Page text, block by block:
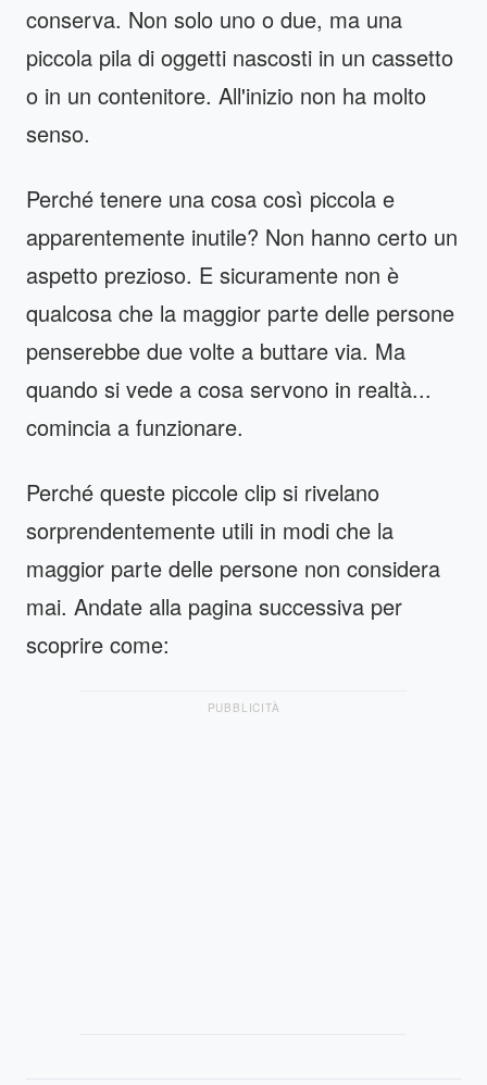
conserva. Non solo uno o due, ma una
piccola pila di oggetti nascosti in un cassetto
o in un contenitore. All'inizio non ha molto
senso.
Perché tenere una cosa così piccola e
apparentemente inutile? Non hanno certo un
aspetto prezioso. E sicuramente non è
qualcosa che la maggior parte delle persone
penserebbe due volte a buttare via. Ma
quando si vede a cosa servono in realtà...
comincia a funzionare.
Perché queste piccole clip si rivelano
sorprendentemente utili in modi che la
maggior parte delle persone non considera
mai. Andate alla pagina successiva per
scoprire come:
PUBBLICITÀ